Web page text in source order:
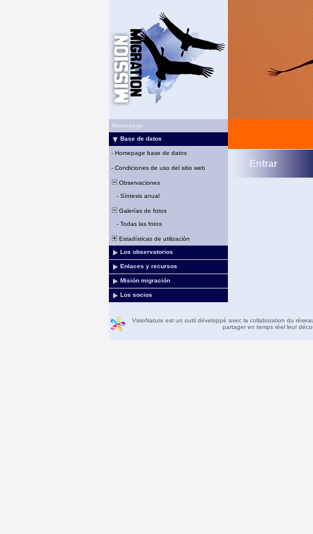
Homepage
Base de datos
- Homepage base de datos
- Condiciones de uso del sitio web
Observaciones
- Síntesis anual
Galerías de fotos
- Todas las fotos
Estadísticas de utilización
Los observatorios
Enlaces y recursos
Misión migración
Los socios
Entrar
VisioNature est un outil développé avec la collaboration du
partager en temps réel leur